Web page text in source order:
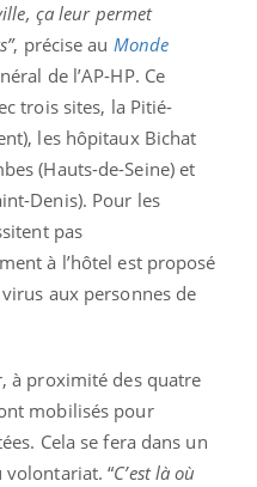
ça leur permet
, précise au Monde
de l’AP-HP. Ce
trois sites, la Pitié-
les hôpitaux Bichat
(Hauts-de-Seine) et
Denis). Pour les
pas
à l’hôtel est proposé
aux personnes de
à proximité des quatre
mobilisés pour
Cela se fera dans un
volontariat. “C’est là où